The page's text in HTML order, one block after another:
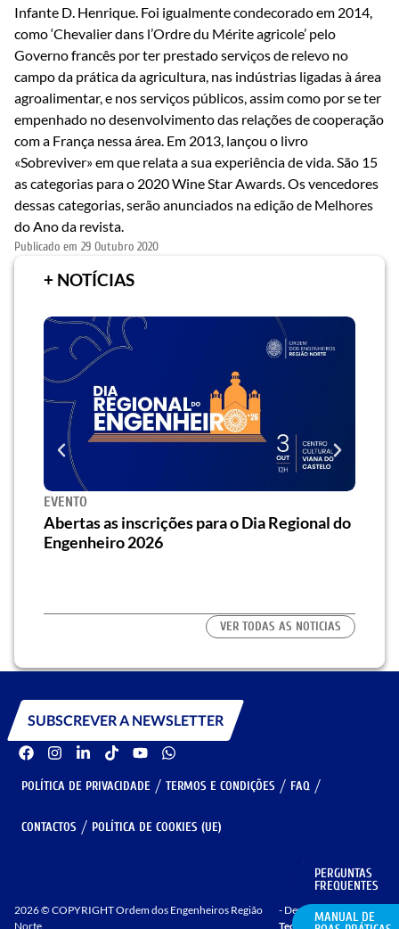
Infante D. Henrique. Foi igualmente condecorado em 2014,
como ‘Chevalier dans l’Ordre du Mérite agricole’ pelo
Governo francês por ter prestado serviços de relevo no
campo da prática da agricultura, nas indústrias ligadas à área
agroalimentar, e nos serviços públicos, assim como por se ter
empenhado no desenvolvimento das relações de cooperação
com a França nessa área. Em 2013, lançou o livro
«Sobreviver» em que relata a sua experiência de vida. São 15
as categorias para o 2020 Wine Star Awards. Os vencedores
dessas categorias, serão anunciados na edição de Melhores
do Ano da revista.
Publicado em 29 Outubro 2020
+ NOTÍCIAS
EVENTO
Abertas as inscrições para o Dia Regional do
Engenheiro 2026
VER TODAS AS NOTICIAS
PERGUNTAS
FREQUENTES
MANUAL DE
SUBSCREVER A NEWSLETTER
POLÍTICA DE PRIVACIDADE TERMOS E CONDIÇÕES FAQ
CONTACTOS POLÍTICA DE COOKIES (UE)
GERIR COOKIES
2026 © COPYRIGHT Ordem dos Engenheiros Região
Norte
- Developed by
Techy.pt